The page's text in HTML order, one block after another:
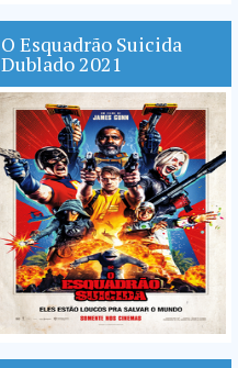
O Esquadrão Suicida
Dublado 2021